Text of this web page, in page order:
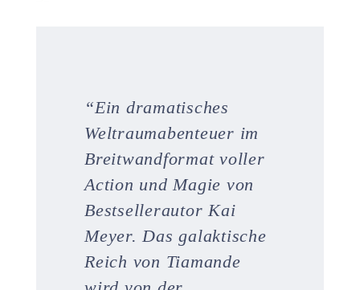
“Ein dramatisches
Weltraumabenteuer im
Breitwandformat voller
Action und Magie von
Bestsellerautor Kai
Meyer. Das galaktische
Reich von Tiamande